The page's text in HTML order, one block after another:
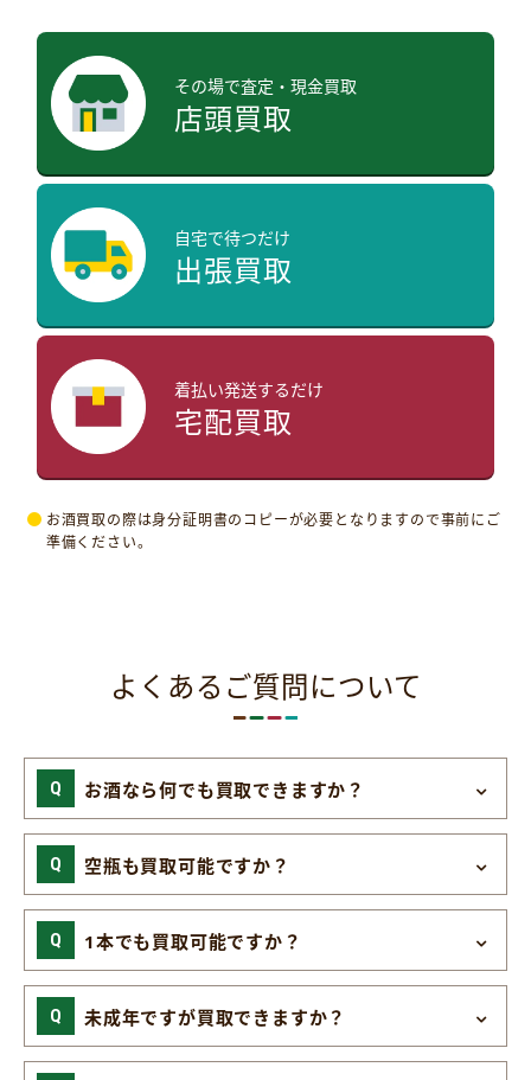
その場で査定・現金買取
店頭買取
自宅で待つだけ
出張買取
着払い発送するだけ
宅配買取
お酒買取の際は身分証明書のコピーが必要となりますので事前にご
準備ください。
よくあるご質問について
お酒なら何でも買取できますか？
空瓶も買取可能ですか？
1本でも買取可能ですか？
未成年ですが買取できますか？